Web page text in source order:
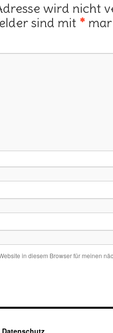
wird nicht
sind mit *
in diesem Browser für meinen
Datenschutz